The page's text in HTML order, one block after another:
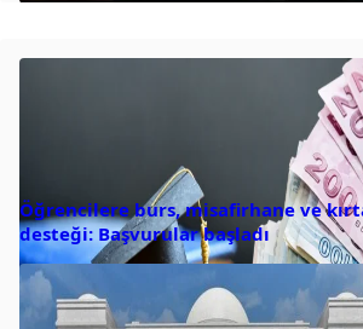
Öğrencilere burs, misafirhane ve
desteği: Başvurular başladı